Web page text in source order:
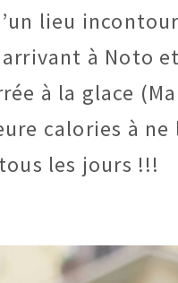
lieu
à Noto
à la glace
calories à
les jours !!!